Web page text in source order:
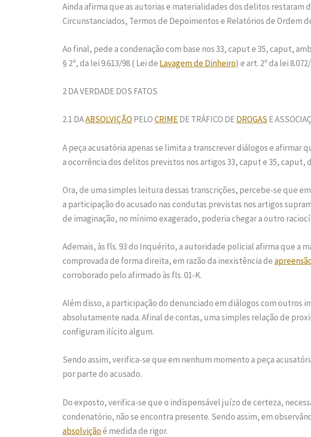
Ainda afirma que as autorias e materialidades dos delitos restaram
Circunstanciados, Termos de Depoimentos e Relatórios de Ordem
Ao final, pede a condenação com base nos 33, caput e 35, caput,
§ 2º, da lei 9.613/98 ( Lei de Lavagem de Dinheiro) e art. 2º da lei
2 DA VERDADE DOS FATOS
2.1 DAABSOLVIÇÃO PELOCRIMEDE TRÁFICO DEDROGAS E
A peça acusatória apenas se limita a transcrever diálogos e afirmar
a ocorrência dos delitos previstos nos artigos 33, caput e 35, caput,
Ora, de uma simples leitura dessas transcrições, percebe-se que
a participação do acusado nas condutas previstas nos artigos
de imaginação, no mínimo exagerado, poderia chegar a outro
Ademais, às fls. 93 do Inquérito, a autoridade policial afirma que a
comprovada de forma direita, em razão da inexistência de
corroborado pelo afirmado às fls. 01-K.
Além disso, a participação do denunciado em diálogos com outros
absolutamente nada. Afinal de contas, uma simples relação de
configuram ilícito algum.
Sendo assim, verifica-se que em nenhum momento a peça
por parte do acusado.
Do exposto, verifica-se que o indispensável juízo de certeza,
condenatório, não se encontra presente. Sendo assim, em
absolviçãoé medida de rigor.